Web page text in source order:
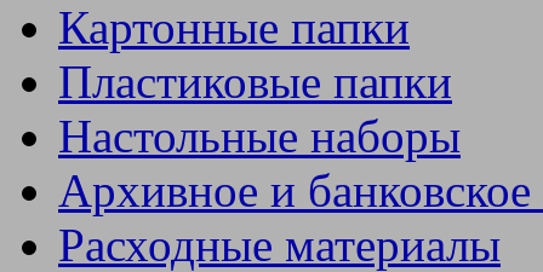
Картонные папки
Пластиковые папки
Настольные наборы
Архивное и
Расходные материалы